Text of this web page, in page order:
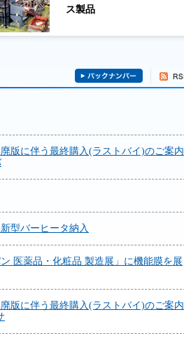
ス製品
版に伴う最終購入(ラストバイ)のご案内
型バーヒータ納入
医薬品・化粧品 製造展」に機能膜を展
版に伴う最終購入(ラストバイ)のご案内